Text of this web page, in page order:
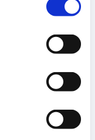
dans cette étude
et spécifiques qui
Efficient TALEN-